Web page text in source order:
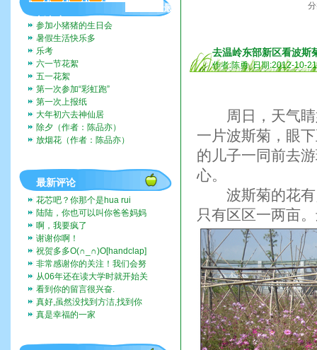
去温岭东部新区看波斯
作者:陈勇 日期:2012-10-21
周日，天气睛
一片波斯菊，眼
的儿子一同前去
心。
波斯菊的花有
只有区区一两亩
最
新文章
参加小猪猪的生日会
暑假生活快乐多
乐考
六一节花絮
五一花絮
第一次参加“彩虹跑”
第一次上报纸
大年初六去神仙居
除夕（作者：陈品亦）
放烟花（作者：陈品亦）
最新评论
花芯吧？你那个是hua rui
陆陆，你也可以叫你爸爸妈妈
带你去啊。挺好玩的。
啊，我要疯了
谢谢你啊！
祝贺多多O(∩_∩)O[handclap]
[flo...
非常感谢你的关注！我们会努
力一直记录下去的。我们也...
从06年还在读大学时就开始关
注这个博客，而现在我也...
看到你的留言很兴奋.
真好,虽然没找到方洁,找到你
们全家福,让人挺兴奋的...
真是幸福的一家